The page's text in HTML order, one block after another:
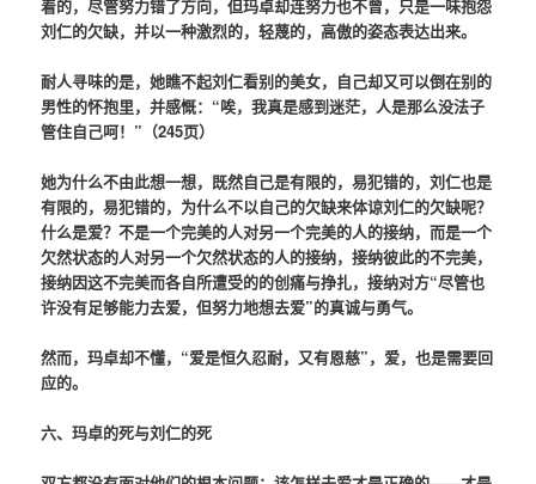
着的，尽管努力错了方向，但玛卓却连努力也不曾，只是一味抱怨
刘仁的欠缺，并以一种激烈的，轻蔑的，高傲的姿态表达出来。
耐人寻味的是，她瞧不起刘仁看别的美女，自己却又可以倒在别的
男性的怀抱里，并感慨：“唉，我真是感到迷茫，人是那么没法子
管住自己呵！”（245页）
她为什么不由此想一想，既然自己是有限的，易犯错的，刘仁也是
有限的，易犯错的，为什么不以自己的欠缺来体谅刘仁的欠缺呢？
什么是爱？不是一个完美的人对另一个完美的人的接纳，而是一个
欠然状态的人对另一个欠然状态的人的接纳，接纳彼此的不完美，
接纳因这不完美而各自所遭受的的创痛与挣扎，接纳对方“尽管也
许没有足够能力去爱，但努力地想去爱”的真诚与勇气。
然而，玛卓却不懂，“爱是恒久忍耐，又有恩慈”，爱，也是需要回
应的。
六、玛卓的死与刘仁的死